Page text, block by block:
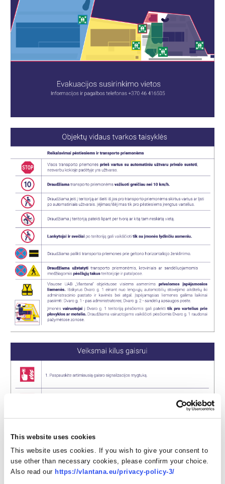
This website uses cookies
This website uses cookies. If you wish to give your consent to
use other than necessary cookies, please confirm your choice.
Also read our https://vlantana.eu/privacy-policy-3/